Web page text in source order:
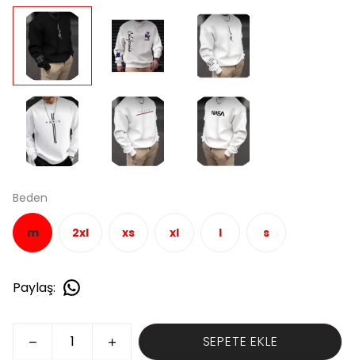
Beden
m 2xl xs xl l s
Paylaş:
SEPETE EKLE